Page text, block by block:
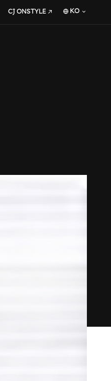
CJ ONSTYLE KO